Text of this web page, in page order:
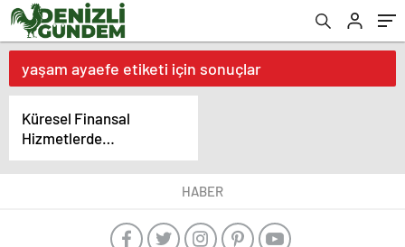
yaşam ayaefe etiketi için sonuçlar
Küresel Finansal
Hizmetlerde
İşbirlikleri: Yaşam
Ayavefe’nin Başarı
HABER